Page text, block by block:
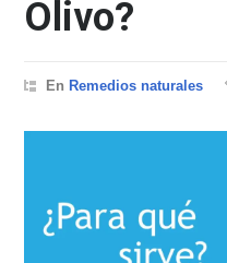
Olivo?
En Remedios naturales